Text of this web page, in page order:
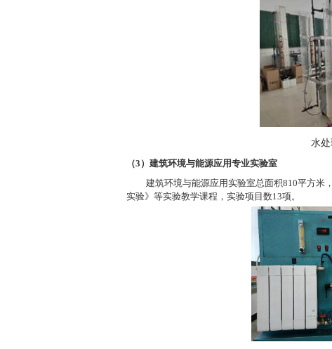
水
（3 ）建筑环境与能源应用专业实验室
建筑环境与能源应用实验室总面积810平方米
实验》等实验教学课程，实验项目数13项。